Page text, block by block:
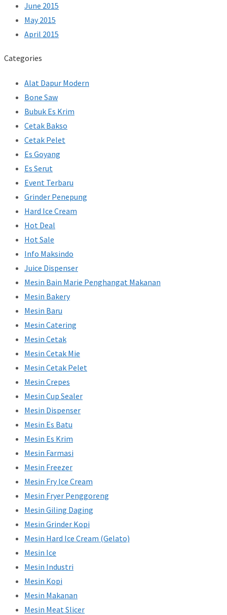
June 2015
May 2015
April 2015
Categories
Alat Dapur Modern
Bone Saw
Bubuk Es Krim
Cetak Bakso
Cetak Pelet
Es Goyang
Es Serut
Event Terbaru
Grinder Penepung
Hard Ice Cream
Hot Deal
Hot Sale
Info Maksindo
Juice Dispenser
Mesin Bain Marie Penghangat Makanan
Mesin Bakery
Mesin Baru
Mesin Catering
Mesin Cetak
Mesin Cetak Mie
Mesin Cetak Pelet
Mesin Crepes
Mesin Cup Sealer
Mesin Dispenser
Mesin Es Batu
Mesin Es Krim
Mesin Farmasi
Mesin Freezer
Mesin Fry Ice Cream
Mesin Fryer Penggoreng
Mesin Giling Daging
Mesin Grinder Kopi
Mesin Hard Ice Cream (Gelato)
Mesin Ice
Mesin Industri
Mesin Kopi
Mesin Makanan
Mesin Meat Slicer